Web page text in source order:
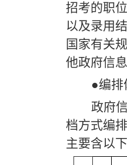
招考的职
以及录用
国家有关
他政府信息
●编排
政府
档方式编
主要含以下